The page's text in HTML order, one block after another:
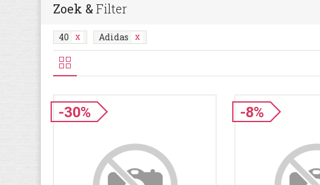
Zoek & Filter
40 Adidas
-30% -8%